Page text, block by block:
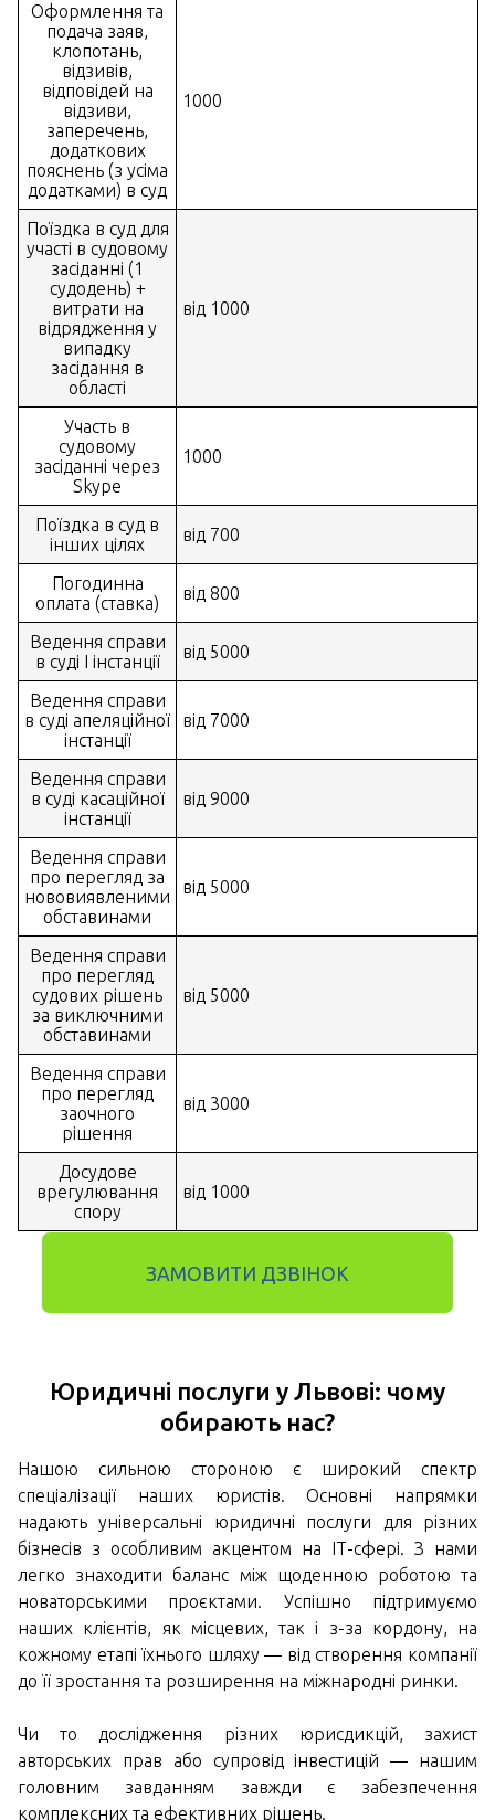
Оформлення та
подача заяв,
клопотань,
відзивів,
відповідей на
відзиви,
заперечень,
додаткових
пояснень (з усіма
додатками) в суд
1000
Поїздка в суд для
участі в судовому
засіданні (1
судодень) +
витрати на
відрядження у
випадку
засідання в
області
від 1000
Участь в
судовому
засіданні через
Skype
1000
Поїздка в суд в
інших цілях
від 700
Погодинна
оплата (ставка)
від 800
Ведення справи
в суді I інстанції
від 5000
Ведення справи
в суді апеляційної
інстанції
від 7000
Ведення справи
в суді касаційної
інстанції
від 9000
Ведення справи
про перегляд за
нововиявленими
обставинами
від 5000
Ведення справи
про перегляд
судових рішень
за виключними
обставинами
від 5000
Ведення справи
про перегляд
заочного
рішення
від 3000
Досудове
врегулювання
спору
від 1000
ЗАМОВИТИ ДЗВІНОК
Юридичні послуги у Львові: чому
обирають нас?
Нашою сильною стороною є широкий спектр
спеціалізації наших юристів. Основні напрямки
надають універсальні юридичні послуги для різних
бізнесів з особливим акцентом на ІТ-сфері. З нами
легко знаходити баланс між щоденною роботою та
новаторськими проєктами. Успішно підтримуємо
наших клієнтів, як місцевих, так і з-за кордону, на
кожному етапі їхнього шляху — від створення компанії
до її зростання та розширення на міжнародні ринки.
Чи то дослідження різних юрисдикцій, захист
авторських прав або супровід інвестицій — нашим
головним завданням завжди є забезпечення
комплексних та ефективних рішень.